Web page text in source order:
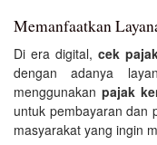
Memanfaatkan
Di era digital, cek
dengan adanya
menggunakanpajak
untuk pembayaran dan
masyarakat yang ingin